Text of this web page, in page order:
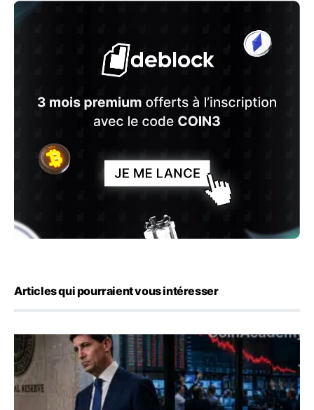
Articles qui pourraient vous intéresser
Kevin Warsh maintient sa communication minimaliste